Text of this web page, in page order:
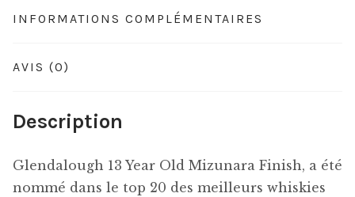
INFORMATIONS COMPLÉMENTAIRES
AVIS (0)
Description
Glendalough 13 Year Old Mizunara Finish, a été
nommé dans le top 20 des meilleurs whiskies